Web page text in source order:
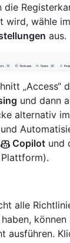
die
wird, wähle
aus.
„Access“
und dann
alternativ
Copilot und
alle
ausführen.